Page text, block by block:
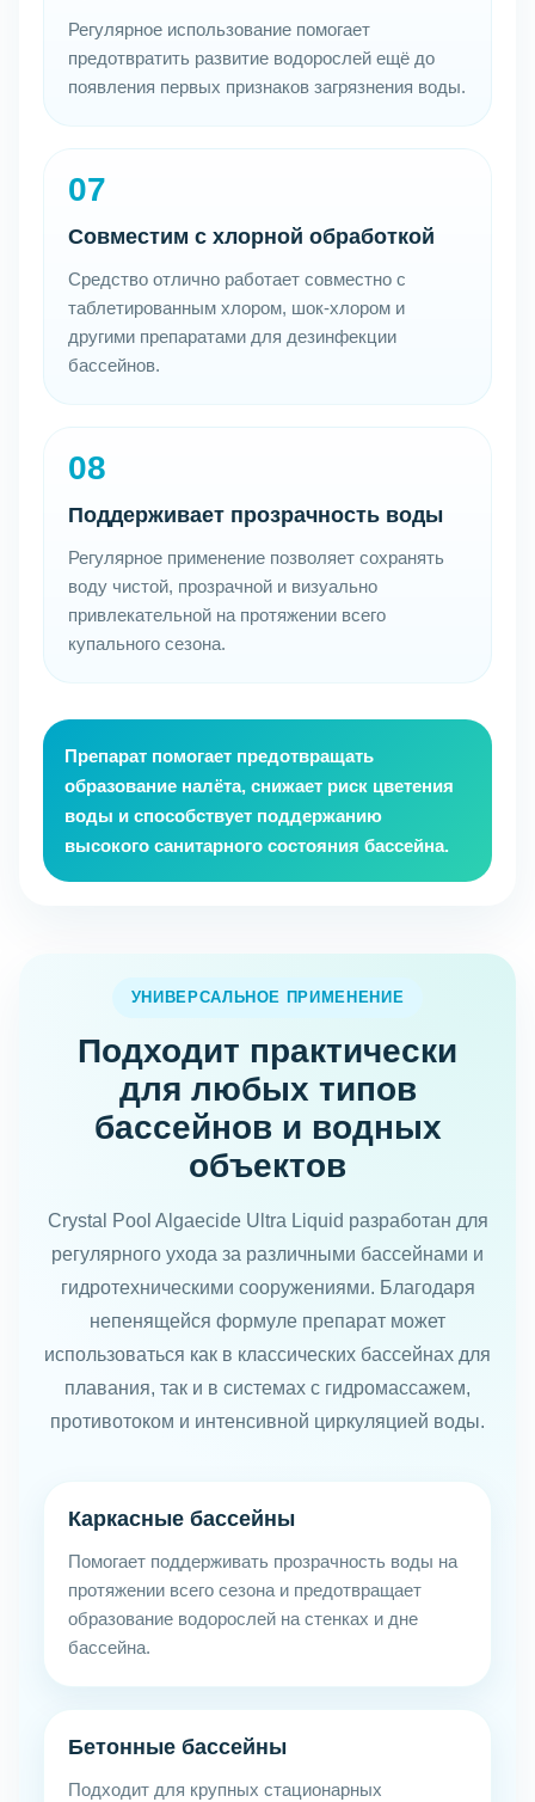
Регулярное использование помогает
предотвратить развитие водорослей ещё до
появления первых признаков загрязнения воды.
07
Совместим с хлорной обработкой
Средство отлично работает совместно с
таблетированным хлором, шок-хлором и
другими препаратами для дезинфекции
бассейнов.
08
Поддерживает прозрачность воды
Регулярное применение позволяет сохранять
воду чистой, прозрачной и визуально
привлекательной на протяжении всего
купального сезона.
Препарат помогает предотвращать
образование налёта, снижает риск цветения
воды и способствует поддержанию
высокого санитарного состояния бассейна.
УНИВЕРСАЛЬНОЕ ПРИМЕНЕНИЕ
Подходит практически
для любых типов
бассейнов и водных
объектов
Crystal Pool Algaecide Ultra Liquid разработан для
регулярного ухода за различными бассейнами и
гидротехническими сооружениями. Благодаря
непенящейся формуле препарат может
использоваться как в классических бассейнах для
плавания, так и в системах с гидромассажем,
противотоком и интенсивной циркуляцией воды.
Каркасные бассейны
Помогает поддерживать прозрачность воды на
протяжении всего сезона и предотвращает
образование водорослей на стенках и дне
бассейна.
Бетонные бассейны
Подходит для крупных стационарных